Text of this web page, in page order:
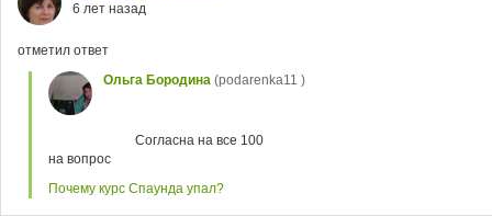
6 лет назад
отметил ответ
Ольга Бородина (podarenka11 )
Согласна на все 100
на вопрос
Почему курс Спаунда упал?